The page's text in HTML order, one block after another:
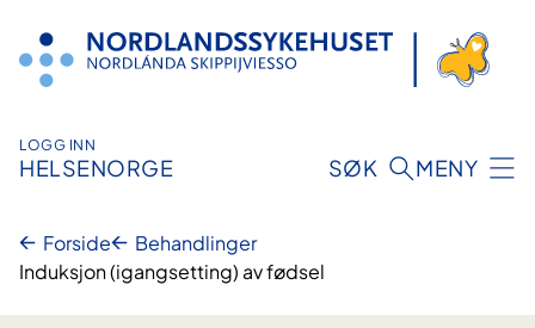
innhold
LOGG INN
HELSENORGE SØK MENY
Forside
Behandlinger
Induksjon (igangsetting) av fødsel